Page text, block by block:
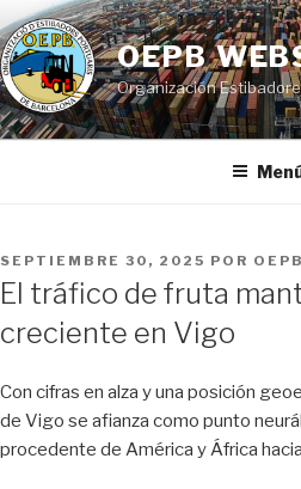
Saltar
al
contenido
OEPB
Organización
PUBLICADO
EL
SEPTIEMBRE 30, 2025 POR OEPB
El tráfico de fruta
creciente en Vigo
Con cifras en alza y una posición
de Vigo se afianza como punto
procedente de América y África